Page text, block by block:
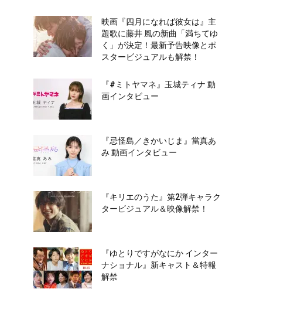
映画『四月になれば彼女は』主
題歌に藤井 風の新曲「満ちてゆ
く」が決定！最新予告映像とポ
スタービジュアルも解禁！
『#ミトヤマネ』玉城ティナ 動
画インタビュー
『忌怪島／きかいじま』當真あ
み 動画インタビュー
『キリエのうた』第2弾キャラク
タービジュアル＆映像解禁！
『ゆとりですがなにか インター
ナショナル』新キャスト＆特報
解禁